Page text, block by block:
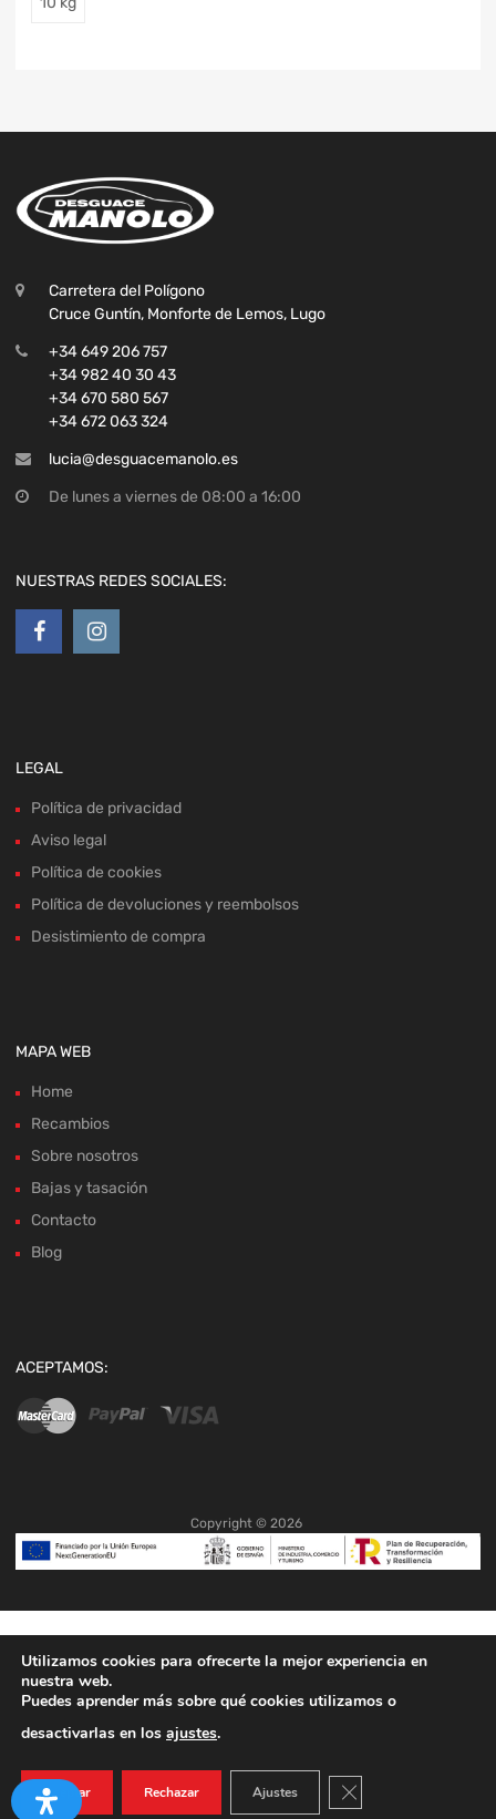
Carretera del Polígono
Cruce Guntín, Monforte de Lemos, Lugo
+34 649 206 757
+34 982 40 30 43
+34 670 580 567
+34 672 063 324
lucia@desguacemanolo.es
De lunes a viernes de 08:00 a 16:00
NUESTRAS REDES SOCIALES:
LEGAL
Política de privacidad
Aviso legal
Política de cookies
Política de devoluciones y reembolsos
Desistimiento de compra
MAPA WEB
Home
Recambios
Sobre nosotros
Bajas y tasación
Contacto
Blog
ACEPTAMOS:
Copyright © 2026
Utilizamos cookies para ofrecerte la mejor experiencia en
nuestra web.
Puedes aprender más sobre qué cookies utilizamos o
desactivarlas en los ajustes.
Aceptar Rechazar Ajustes Cerrar el banner de